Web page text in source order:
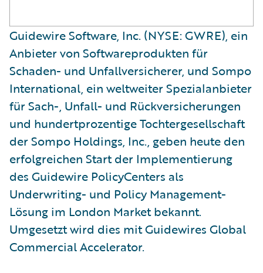
​Guidewire Software, Inc. (NYSE: GWRE), ein
Anbieter von Softwareprodukten für
Schaden- und Unfallversicherer, und Sompo
International, ein weltweiter Spezialanbieter
für Sach-, Unfall- und Rückversicherungen
und hundertprozentige Tochtergesellschaft
der Sompo Holdings, Inc., geben heute den
erfolgreichen Start der Implementierung
des Guidewire PolicyCenters als
Underwriting- und Policy Management-
Lösung im London Market bekannt.
Umgesetzt wird dies mit Guidewires Global
Commercial Accelerator.